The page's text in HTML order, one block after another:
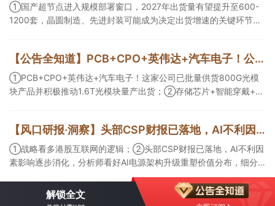
①国产超节点进入规模部署窗口，2027年出货量有望提升至600-
1200套，晶圆制造、先进封装可能成为决定出货增速的关键环节；
换芯片已经由送样验证逐步进入小批量应用，中低速率产品替代有
望加快，400G、800G产品正进入认证和导入阶段。
【公告全知道】PCB+CPO+英伟达+汽车电子！公司已批量供货800G光模块
①PCB+CPO+英伟达+汽车电子！这家公司已批量供货800G光模
块产品并积极推动1.6T光模块量产出货；②存储芯片+智能穿戴+华
【风口研报·洞察】头部CSP财报已落地，AI不利因素影响逐步消化，分析师看好AI电源架构升级重塑价值分布，细分龙头迈入放量验证阶段；战略看多港股互联网的逻辑
①战略看多港股互联网的逻辑；②头部CSP财报已落地，AI不利因
素影响逐步消化，分析师看好AI电源架构升级重塑价值分布，细分
龙头迈入放量验证阶段；③今日全市场机构研报共发布122篇，康
龙化成、江淮汽车评级得到上调，9家公司获得首度覆盖，其中乔锋
智能获新财富分析师深度覆盖；④在个股机构关注度排行中，华峰
解锁全文